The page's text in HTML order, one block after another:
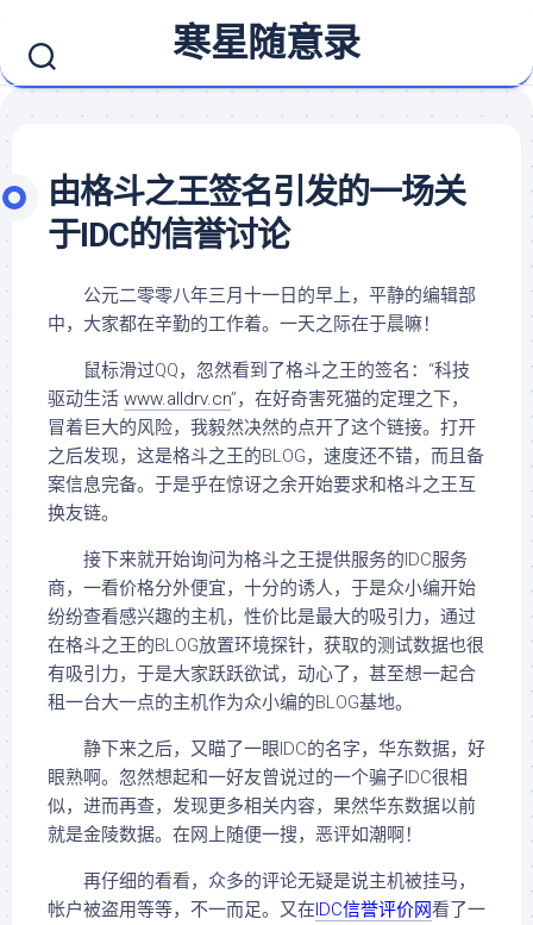
content
寒星随意录
由格斗之王签名引发的一场关
于IDC的信誉讨论
公元二零零八年三月十一日的早上，平静的编辑部
中，大家都在辛勤的工作着。一天之际在于晨嘛！
鼠标滑过QQ，忽然看到了格斗之王的签名：“科技
驱动生活 www.alldrv.cn”，在好奇害死猫的定理之下，
冒着巨大的风险，我毅然决然的点开了这个链接。打开
之后发现，这是格斗之王的BLOG，速度还不错，而且备
案信息完备。于是乎在惊讶之余开始要求和格斗之王互
换友链。
接下来就开始询问为格斗之王提供服务的IDC服务
商，一看价格分外便宜，十分的诱人，于是众小编开始
纷纷查看感兴趣的主机，性价比是最大的吸引力，通过
在格斗之王的BLOG放置环境探针，获取的测试数据也很
有吸引力，于是大家跃跃欲试，动心了，甚至想一起合
租一台大一点的主机作为众小编的BLOG基地。
静下来之后，又瞄了一眼IDC的名字，华东数据，好
眼熟啊。忽然想起和一好友曾说过的一个骗子IDC很相
似，进而再查，发现更多相关内容，果然华东数据以前
就是金陵数据。在网上随便一搜，恶评如潮啊！
再仔细的看看，众多的评论无疑是说主机被挂马，
帐户被盗用等等，不一而足。又在IDC信誉评价网看了一